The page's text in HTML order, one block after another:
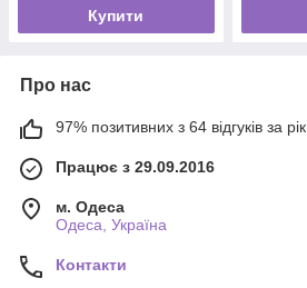
Купити
Про нас
97% позитивних з 64 відгуків за рік
Працює з 29.09.2016
м. Одеса
Одеса, Україна
Контакти